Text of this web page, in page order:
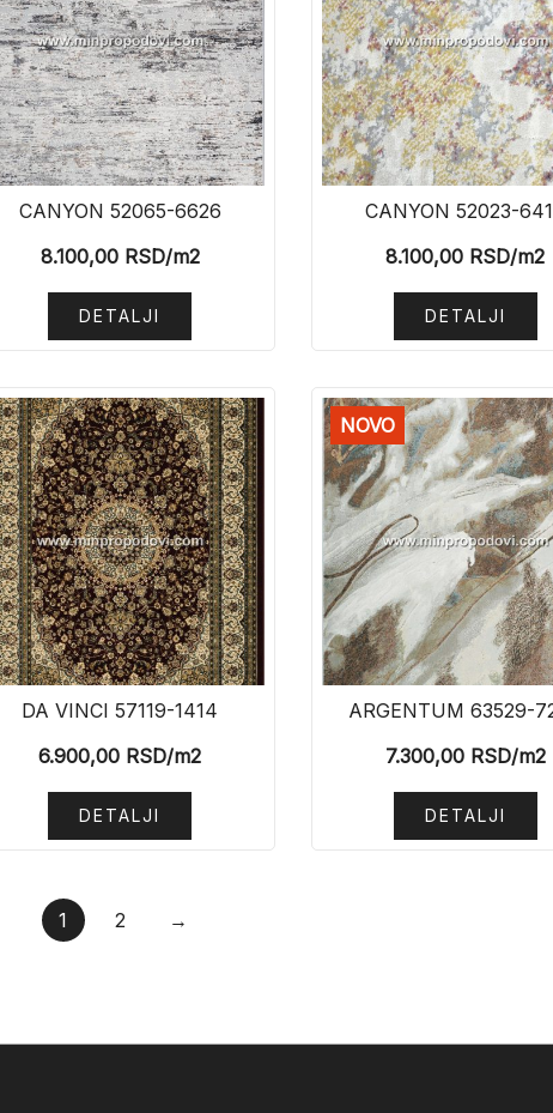
CANYON 52065-6626
8.100,00RSD/m2
DETALJI
CANYON 52023-
8.100,00 RSD/m2
DETALJI
DA VINCI 57119-1414
6.900,00 RSD/m2
DETALJI
NOVO
ARGENTUM 63529-
7.300,00RSD/m2
DETALJI
1 2 →